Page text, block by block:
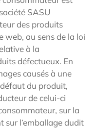
SASU
des produits
web, au sens de la loi
à la
défectueux. En
causés à une
du produit,
de celui-ci
sur la
sur l’emballage dudit